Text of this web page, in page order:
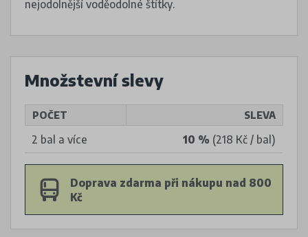
nejodolnější voděodolné štítky.
Množstevní slevy
POČET SLEVA
2 bal a více 10 % (218 Kč / bal)
Doprava zdarma při nákupu nad 800
Kč